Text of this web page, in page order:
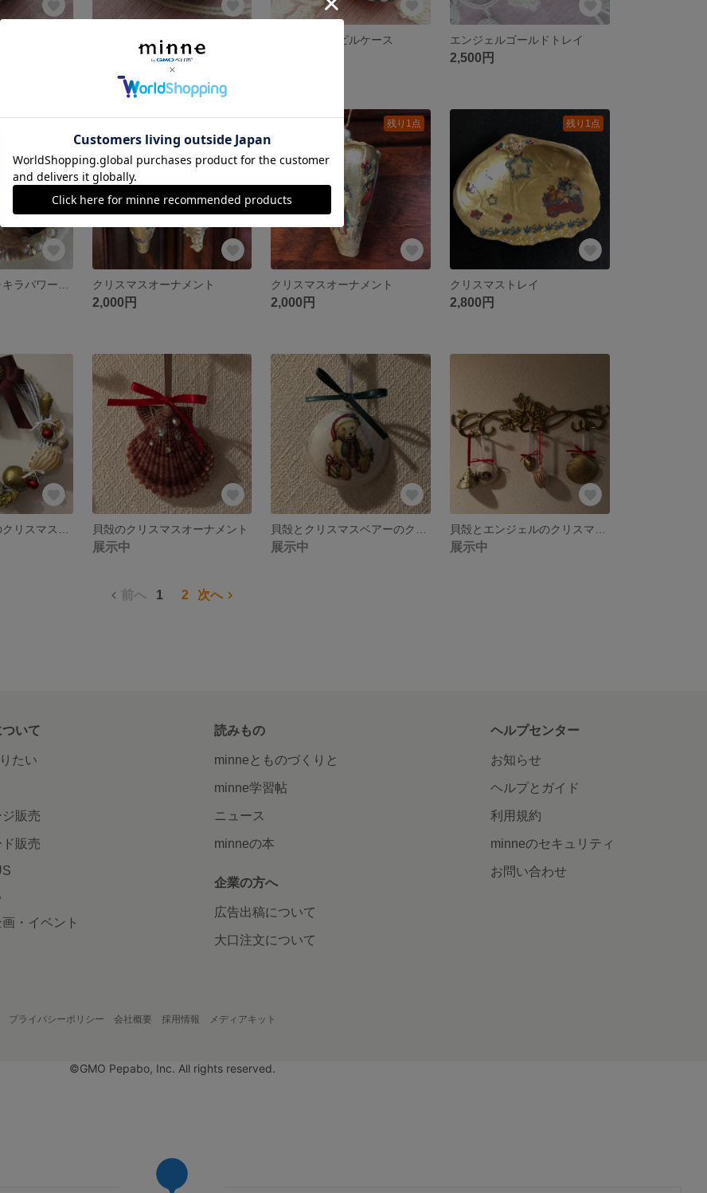
海のピルケース エンジェルのピルケース エンジェルゴールドトレイ
2,500円
クリスマスオーナメント
2,000円
残り1点
クリスマスオーナメント
2,000円
残り1点
クリスマストレイ
2,800円
貝殻のクリスマスオーナメント
展示中 展示中 展示中
前へ 1 2 次へ
いて
たい
販売
販売
・イベント
読みもの
minneとものづくりと
minne学習帖
ニュース
minneの本
企業の方へ
広告出稿について
大口注文について
ヘルプセンター
お知らせ
ヘルプとガイド
利用規約
minneのセキュリティ
お問い合わせ
プライバシーポリシー 会社概要 採用情報 メディアキット
©GMO Pepabo, Inc. All rights reserved.